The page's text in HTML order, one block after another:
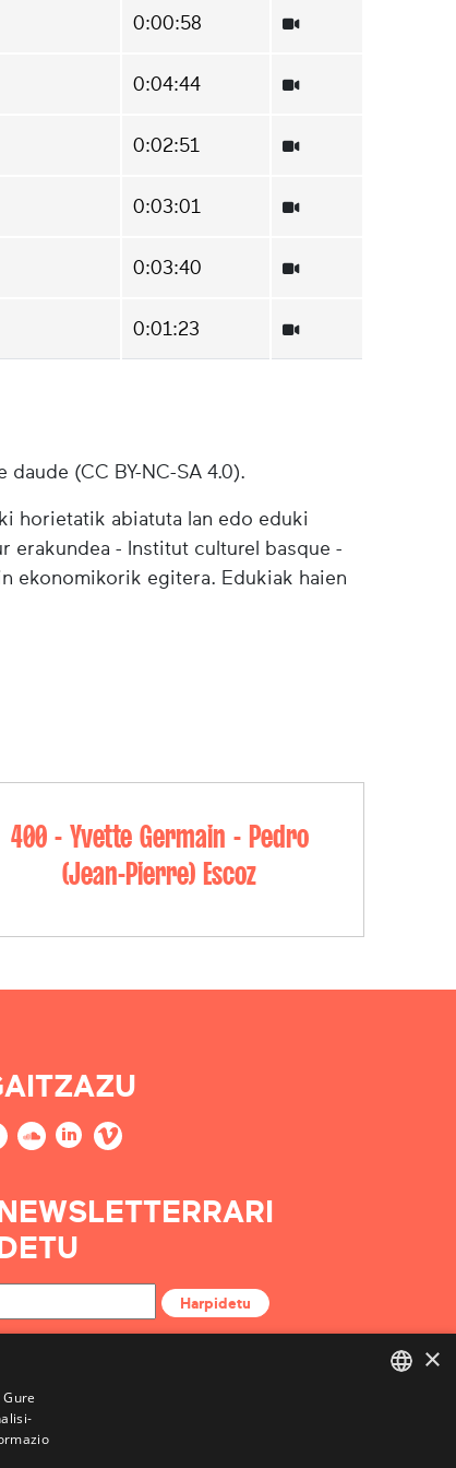
0:00:58
0:04:44
0:02:51
0:03:01
0:03:40
0:01:23
(CC BY-NC-SA 4.0).
horietatik abiatuta lan edo eduki
erakundea - Institut culturel basque -
ekonomikorik egitera. Edukiak haien
400 - Yvette Germain - Pedro
(Jean-Pierre) Escoz
Harpidetu
×